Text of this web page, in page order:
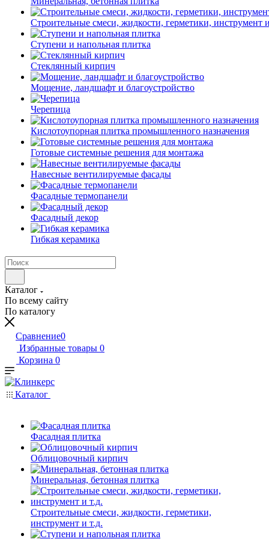
Строительные смеси, жидкости, герметики, инструмент
Ступени и напольная плитка
Cтеклянный кирпич
Мощение, ландшафт и благоустройство
Черепица
Кислотоупорная плитка промышленного назначения
Готовые системные решения для монтажа
Навесные вентилируемые фасады
Фасадные термопанели
Фасадный декор
Гибкая керамика
Каталог
По всему сайту
По каталогу
Сравнение0
Избранные товары 0
Корзина 0
Каталог
Фасадная плитка
Облицовочный кирпич
Минеральная, бетонная плитка
Строительные смеси, жидкости, герметики,
инструмент и т.д.